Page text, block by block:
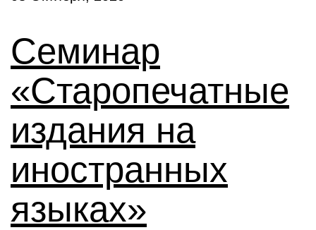
Семинар
«Старопечатные
издания на
иностранных
языках»